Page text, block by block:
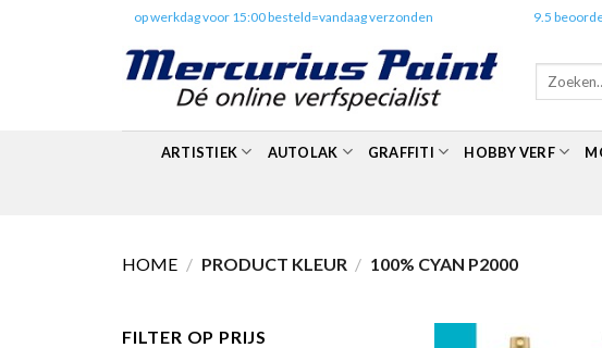
op werkdag voor 15:00 besteld=vandaag verzonden 9.5
Zoeken
ARTISTIEK AUTOLAK GRAFFITI HOBBY VERF
HOME / PRODUCT KLEUR / 100% CYAN P2000
FILTER OP PRIJS